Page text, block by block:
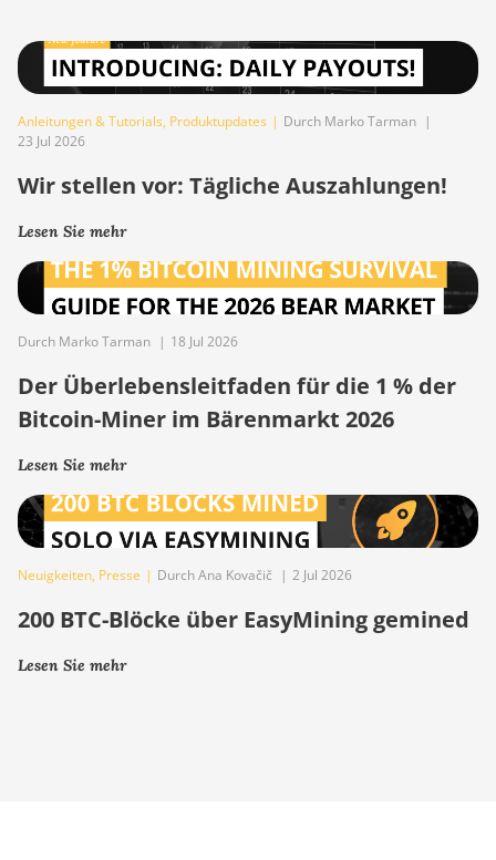
Anleitungen & Tutorials, Produktupdates | Durch Marko Tarman |
23 Jul 2026
Wir stellen vor: Tägliche Auszahlungen!
Lesen Sie mehr
Durch Marko Tarman | 18 Jul 2026
Der Überlebensleitfaden für die 1 % der
Bitcoin-Miner im Bärenmarkt 2026
Lesen Sie mehr
Neuigkeiten, Presse | Durch Ana Kovačič | 2 Jul 2026
200 BTC-Blöcke über EasyMining gemined
Lesen Sie mehr